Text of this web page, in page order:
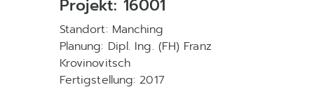
Projekt: 16001
Standort: Manching
Planung: Dipl. Ing. (FH) Franz
Krovinovitsch
Fertigstellung: 2017